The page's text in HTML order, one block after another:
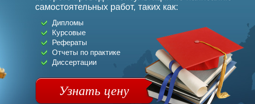
самостоятельных работ, таких как:
Дипломы
Курсовые
Рефераты
Отчеты по практике
Диссертации
Узнать цену